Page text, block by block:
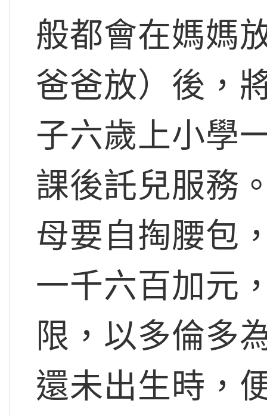
般都會在媽媽
爸爸放）後，
子六歲上小學
課後託兒服務
母要自掏腰包
一千六百加元
限，以多倫多
還未出生時，